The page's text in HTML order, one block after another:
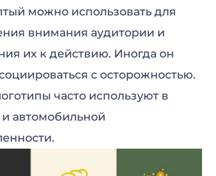
можно использовать для
внимания аудитории и
их к действию. Иногда он
с осторожностью.
часто используют в
автомобильной